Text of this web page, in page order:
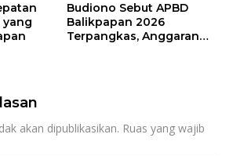
yang
Budiono Sebut APBD
Balikpapan 2026
Terpangkas, Anggaran
akan dipublikasikan. Ruas yang wajib